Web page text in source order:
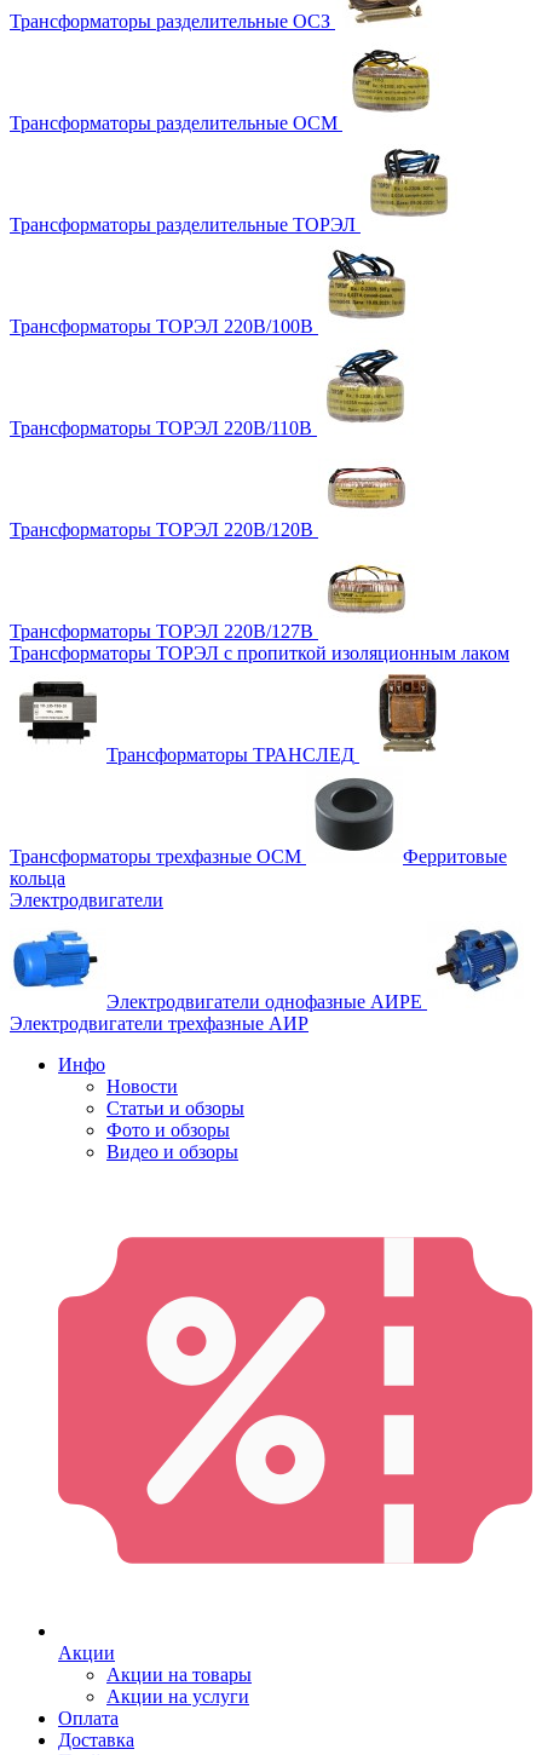
Трансформаторы разделительные ОСЗ
Трансформаторы разделительные ОСМ
Трансформаторы разделительные ТОРЭЛ
Трансформаторы ТОРЭЛ 220В/100В
Трансформаторы ТОРЭЛ 220В/110В
Трансформаторы ТОРЭЛ 220В/120В
Трансформаторы ТОРЭЛ 220В/127В
Трансформаторы ТОРЭЛ с пропиткой изоляционным лаком
Трансформаторы ТРАНСЛЕД
Трансформаторы трехфазные ОСМ
Ферритовые
кольца
Электродвигатели
Электродвигатели однофазные АИРЕ
Электродвигатели трехфазные АИР
Инфо
Новости
Статьи и обзоры
Фото и обзоры
Видео и обзоры
Акции
Акции на товары
Акции на услуги
Оплата
Доставка